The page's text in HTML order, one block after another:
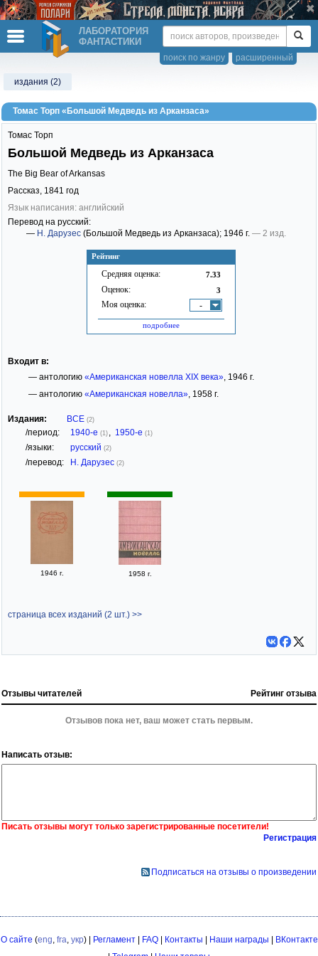
ЛАБОРАТОРИЯ
ФАНТАСТИКИ
расширенный
поиск по жанру
издания (2)
Томас Торп «Большой Медведь из Арканзаса»
Рейтинг
Средняя оценка: 7.33
Оценок: 3
Моя оценка: -
подробнее
Томас Торп
Большой Медведь из Арканзаса
The Big Bear of Arkansas
Рассказ, 1841 год
Язык написания: английский
Перевод на русский:
— Н. Дарузес (Большой Медведь из Арканзаса); 1946 г. — 2 изд.
Входит в:
— антологию «Американская новелла XIX века», 1946 г.
— антологию «Американская новелла», 1958 г.
Издания: ВСЕ (2)
/период: 1940-е (1) 1950-е (1)
/языки: русский (2)
/перевод: Н. Дарузес (2)
1946 г. 1958 г.
страница всех изданий (2 шт.) >>
Отзывы читателей Рейтинг отзыва
Отзывов пока нет, ваш может стать первым.
Написать отзыв:
Писать отзывы могут только зарегистрированные посетители!
Регистрация
Подписаться на отзывы о произведении
О сайте (eng fra укр) | Регламент| FAQ| Контакты | Наши награды | ВКонтакте